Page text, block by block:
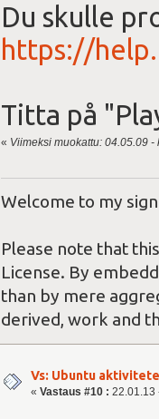
Du skulle
https://
Titta på
« Viimeksi muokattu: 04.05.09
Welcome to my
Please note that
License. By
than by mere
derived, work and
Vs: Ubuntu
« Vastaus #10 : 22.01.13